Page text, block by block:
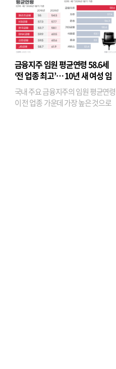
금융지주 임원 평균연령 58.6세
‘전 업종 최고’… 10년 새 여성 임
원은 14배 껑충
국내 주요 금융지주의 임원 평균연령
이 전 업종 가운데 가장 높은 것으로